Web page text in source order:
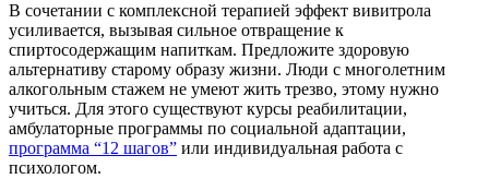
В сочетании с комплексной терапией эффект вивитрола
усиливается, вызывая сильное отвращение к
спиртосодержащим напиткам. Предложите здоровую
альтернативу старому образу жизни. Люди с многолетним
алкогольным стажем не умеют жить трезво, этому нужно
учиться. Для этого существуют курсы реабилитации,
амбулаторные программы по социальной адаптации,
программа “12 шагов” или индивидуальная работа с
психологом.